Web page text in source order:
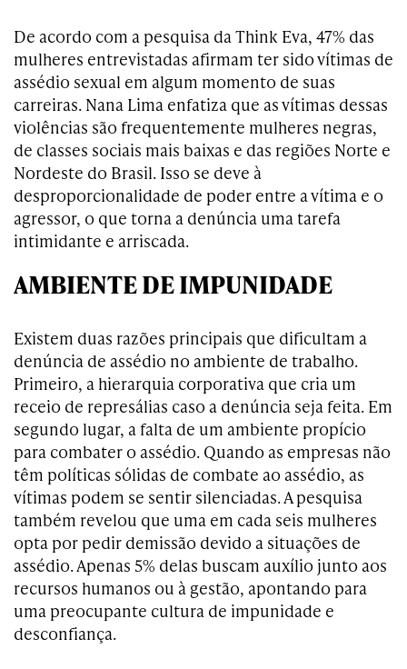
De acordo com a pesquisa da Think Eva, 47% das
mulheres entrevistadas afirmam ter sido vítimas de
assédio sexual em algum momento de suas
carreiras. Nana Lima enfatiza que as vítimas dessas
violências são frequentemente mulheres negras,
de classes sociais mais baixas e das regiões Norte e
Nordeste do Brasil. Isso se deve à
desproporcionalidade de poder entre a vítima e o
agressor, o que torna a denúncia uma tarefa
intimidante e arriscada.
AMBIENTE DE IMPUNIDADE
Existem duas razões principais que dificultam a
denúncia de assédio no ambiente de trabalho.
Primeiro, a hierarquia corporativa que cria um
receio de represálias caso a denúncia seja feita. Em
segundo lugar, a falta de um ambiente propício
para combater o assédio. Quando as empresas não
têm políticas sólidas de combate ao assédio, as
vítimas podem se sentir silenciadas. A pesquisa
também revelou que uma em cada seis mulheres
opta por pedir demissão devido a situações de
assédio. Apenas 5% delas buscam auxílio junto aos
recursos humanos ou à gestão, apontando para
uma preocupante cultura de impunidade e
desconfiança.